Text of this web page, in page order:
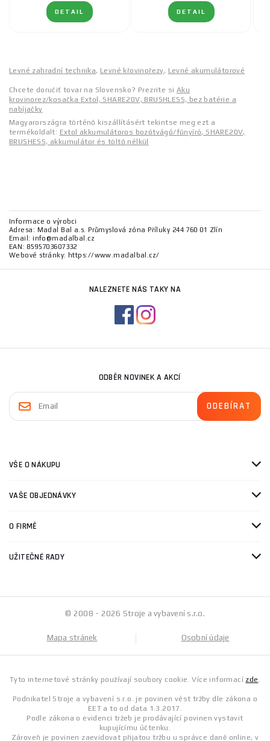
DETAIL DETAIL
Levné zahradní technika, Levné křovinořezy, Levné akumulátorové
Chcete doručiť tovar na Slovensko? Prezrite si Aku
krovinorez/kosačka Extol, SHARE20V, BRUSHLESS, bez batérie a
nabíjačky
Magyarországra történő kiszállításért tekintse meg ezt a
termékoldalt: Extol akkumulátoros bozótvágó/fűnyíró, SHARE20V,
BRUSHESS, akkumulátor és töltő nélkül
Informace o výrobci
Adresa: Madal Bal a.s. Průmyslová zóna Příluky 244 760 01 Zlín
Email: info@madalbal.cz
EAN: 8595703607332
Webové stránky: https://www.madalbal.cz/
NALEZNETE NÁS TAKY NA
ODBĚR NOVINEK A AKCÍ
VŠE O NÁKUPU
VAŠE OBJEDNÁVKY
O FIRMĚ
UŽITEČNÉ RADY
© 2008 - 2026 Stroje a vybavení s.r.o.
Mapa stránek Osobní údaje
Tyto internetové stránky používají soubory cookie. Více informací zde .
Podnikatel Stroje a vybavení s.r.o. je povinen vést tržby dle zákona o
EET a to od data 1.3.2017.
Podle zákona o evidenci tržeb je prodávající povinen vystavit
kupujícímu účtenku.
Zároveň je povinen zaevidovat přijatou tržbu u správce daně online, v